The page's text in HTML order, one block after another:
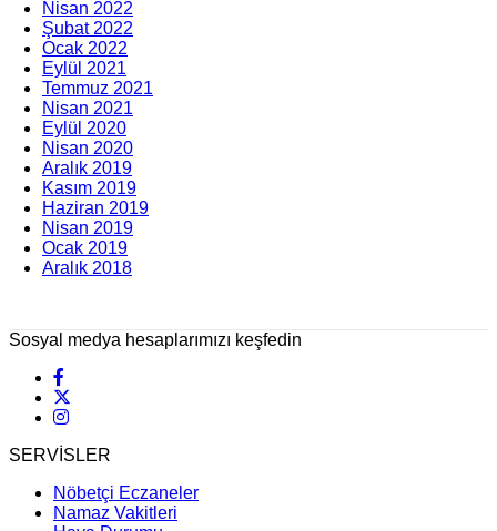
Nisan 2022
Şubat 2022
Ocak 2022
Eylül 2021
Temmuz 2021
Nisan 2021
Eylül 2020
Nisan 2020
Aralık 2019
Kasım 2019
Haziran 2019
Nisan 2019
Ocak 2019
Aralık 2018
Sosyal medya hesaplarımızı keşfedin
SERVİSLER
Nöbetçi Eczaneler
Namaz Vakitleri